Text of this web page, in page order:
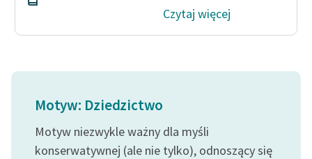
Odkurzamy bohaterów
Szkoła Poezji Wolnych
O nas
Kontakt
O projekcie
Czytaj więcej
Motyw: Dziedzictwo
Motyw niezwykle ważny dla myśli
konserwatywnej (ale nie tylko), odnoszący się